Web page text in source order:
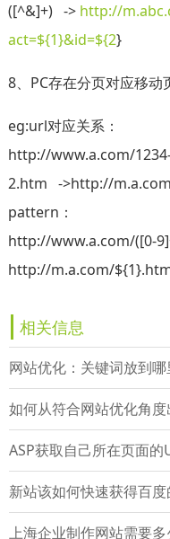
([^&]+) -> http://
act=${1}&id=${2}
8、PC存在分页对应移
eg:url对应关系：
http://www.a.com/
2.htm ->http://
pattern：
http://www.a.com/([0-
http://m.a.com/
相关信息
网站优化：关键词放到
如何从符合网站优化角
ASP获取自己所在页面的
新站该如何快速获得百度
上海企业制作网站需要多